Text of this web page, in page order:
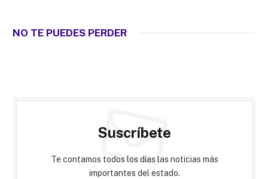
NO TE PUEDES PERDER
Suscríbete
Te contamos todos los días las noticias más
importantes del estado.